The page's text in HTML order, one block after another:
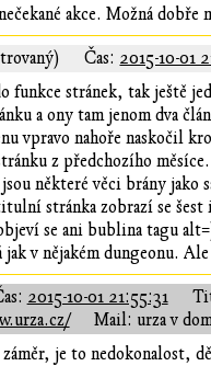
akce. Možná dobře
Čas: 2015-10-01
funkce stránek, tak ještě
a ony tam jenom dva
vpravo nahoře naskočil
z předchozího
některé věci brány
stránka zobrazí se
se ani bublina tagu
v nějakém dungeonu.
2015-10-01 21:55:31
Mail: urza v
je to nedokonalost,